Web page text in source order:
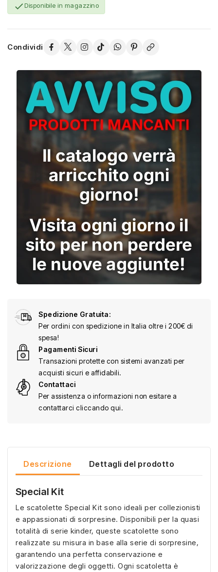
Disponibile in magazzino
Condividi
Spedizione Gratuita:
Per ordini con spedizione in Italia oltre i 200€ di
spesa!
Pagamenti Sicuri
Transazioni protette con sistemi avanzati per
acquisti sicuri e affidabili.
Contattaci
Per assistenza o informazioni non esitare a
contattarci cliccando qui.
Descrizione Dettagli del prodotto
Special Kit
Le scatolette Special Kit sono ideali per collezionisti
e appassionati di sorpresine. Disponibili per la quasi
totalità di serie kinder, queste scatolette sono
realizzate su misura in base alla serie di sorpresine,
garantendo una perfetta conservazione e
valorizzazione degli oggetti. Ogni scatoletta è